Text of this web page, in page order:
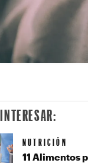
NUTRICIÓN
11 Alimentos